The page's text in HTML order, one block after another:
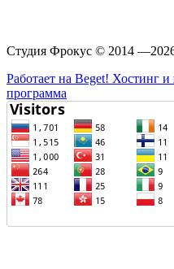
Студия Фрокус © 2014
Работает на Beget! Хостинг
программа